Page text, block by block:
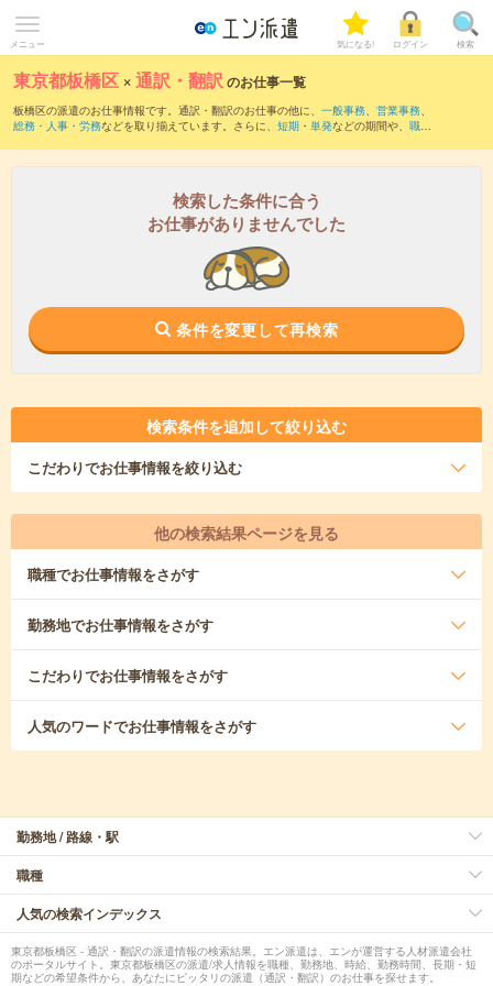
メニュー 気になる! ログイン 検索
東京都板橋区 ×通訳・翻訳のお仕事一覧
板橋区の派遣のお仕事情報です。通訳・翻訳のお仕事の他に、 一般事務、 営業事務、
総務・人事・労務などを取り揃えています。さらに、 短期 ・ 単発などの期間や、 職種
検索した条件に合う
お仕事がありませんでした
条件を変更して再検索
検索条件を追加して絞り込む
こだわりでお仕事情報を絞り込む
他の検索結果ページを見る
職種でお仕事情報をさがす
勤務地でお仕事情報をさがす
こだわりでお仕事情報をさがす
人気のワードでお仕事情報をさがす
勤務地 / 路線・駅
職種
人気の検索インデックス
東京都板橋区 - 通訳・翻訳の派遣情報の検索結果。エン派遣は、エンが運営する人材派遣会社
のポータルサイト。東京都板橋区の派遣/求人情報を職種、勤務地、時給、勤務時間、長期・短
期などの希望条件から、あなたにピッタリの派遣（通訳・翻訳）のお仕事を探せます。